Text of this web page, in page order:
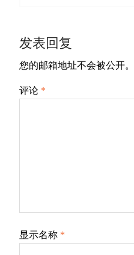
航
发表回复
您的邮箱地址不会被公开。
评论 *
显示名称 *